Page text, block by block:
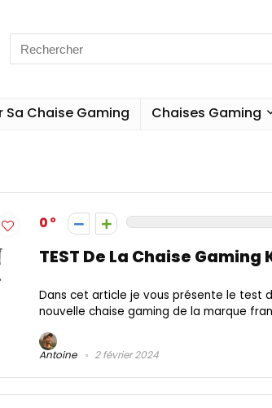
Chaise Gaming Chaises Gaming
0
TEST De La Chaise Gaming
Dans cet article je vous présente le test
nouvelle chaise gaming de la marque
Antoine 2 février 2024